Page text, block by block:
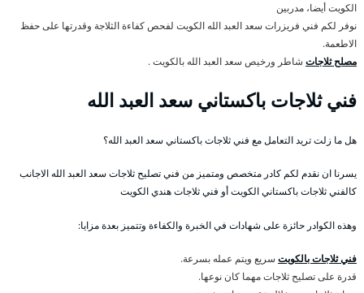
الكويت أيضا، مدربين
نوفر لكم فني فريزرات سعد العبد الله الكويت لفحص كفاءة الثلاجة وقدرتها على حفظ
الاطعمة.
مصلح ثلاجات شاطر ورخيص سعد العبد الله بالكويت .
فني ثلاجات باكستاني سعد العبد الله
هل ما زلت تريد التعامل مع فني ثلاجات باكستاني سعد العبد الله؟
يسرنا ان نقدم لكم كادر متخصص ومتميز من فني تصليح ثلاجات سعد العبد الله الاجانب
كالفني ثلاجات باكستاني الكويت أو فني ثلاجات هندي الكويت
وهذه الكوادر حائزة على شهادات في الخبرة والكفاءة وتتميز بعدة مزايا:
فني ثلاجات بالكويت سريع ويتم عمله بسرعة.
قدرة على تصليح ثلاجات مهما كان نوعها.